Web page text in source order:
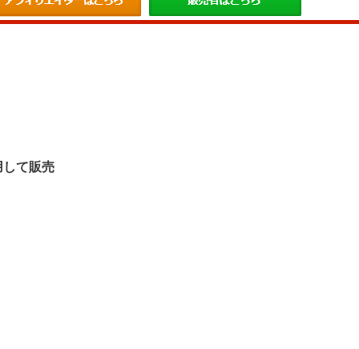
して販売